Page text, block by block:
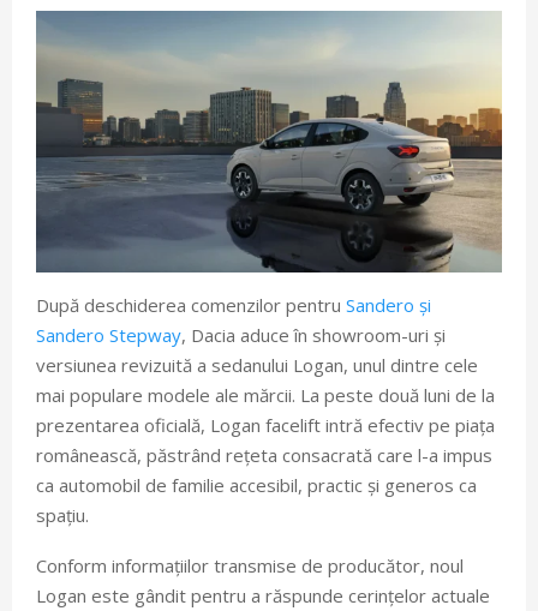
După deschiderea comenzilor pentru Sandero și
Sandero Stepway, Dacia aduce în showroom-uri și
versiunea revizuită a sedanului Logan, unul dintre cele
mai populare modele ale mărcii. La peste două luni de la
prezentarea oficială, Logan facelift intră efectiv pe piața
românească, păstrând rețeta consacrată care l-a impus
ca automobil de familie accesibil, practic și generos ca
spațiu.
Conform informațiilor transmise de producător, noul
Logan este gândit pentru a răspunde cerințelor actuale